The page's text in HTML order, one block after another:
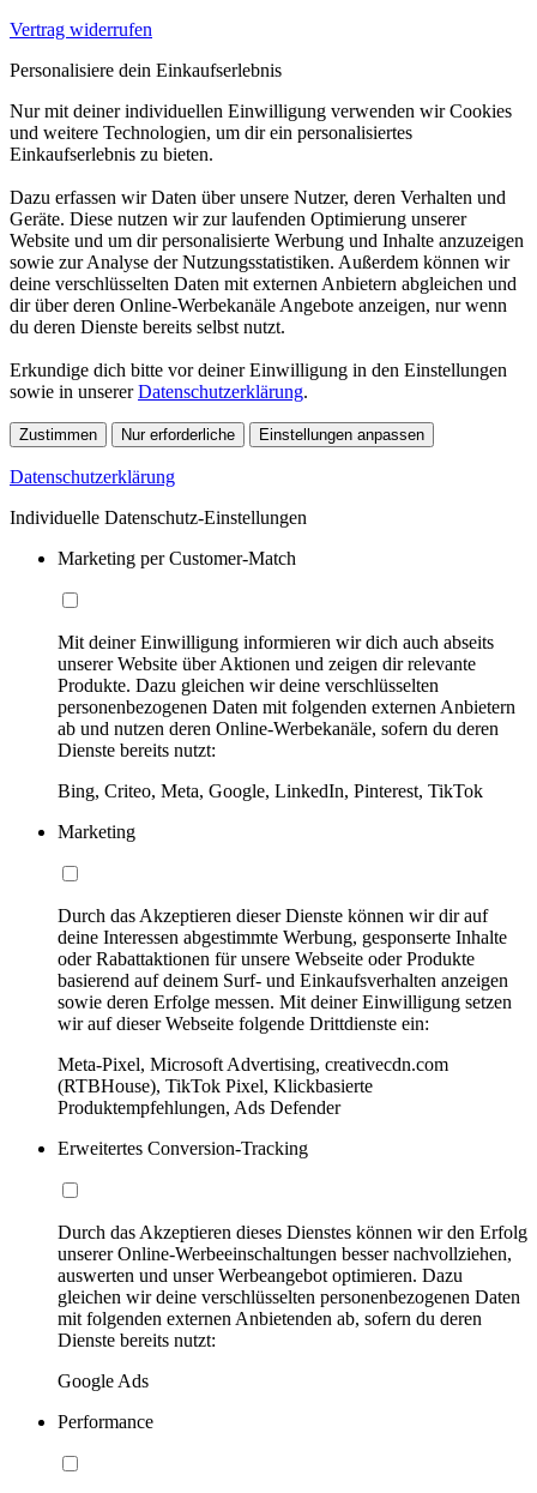
Vertrag widerrufen
Personalisiere dein Einkaufserlebnis
Nur mit deiner individuellen Einwilligung verwenden wir Cookies
und weitere Technologien, um dir ein personalisiertes
Einkaufserlebnis zu bieten.
Dazu erfassen wir Daten über unsere Nutzer, deren Verhalten und
Geräte. Diese nutzen wir zur laufenden Optimierung unserer
Website und um dir personalisierte Werbung und Inhalte anzuzeigen
sowie zur Analyse der Nutzungsstatistiken. Außerdem können wir
deine verschlüsselten Daten mit externen Anbietern abgleichen und
dir über deren Online-Werbekanäle Angebote anzeigen, nur wenn
du deren Dienste bereits selbst nutzt.
Erkundige dich bitte vor deiner Einwilligung in den Einstellungen
sowie in unsererDatenschutzerklärung.
Zustimmen Nur erforderliche Einstellungen anpassen
Datenschutzerklärung
Individuelle Datenschutz-Einstellungen
Marketing per Customer-Match
Mit deiner Einwilligung informieren wir dich auch abseits
unserer Website über Aktionen und zeigen dir relevante
Produkte. Dazu gleichen wir deine verschlüsselten
personenbezogenen Daten mit folgenden externen Anbietern
ab und nutzen deren Online-Werbekanäle, sofern du deren
Dienste bereits nutzt:
Bing, Criteo, Meta, Google, LinkedIn, Pinterest, TikTok
Marketing
Durch das Akzeptieren dieser Dienste können wir dir auf
deine Interessen abgestimmte Werbung, gesponserte Inhalte
oder Rabattaktionen für unsere Webseite oder Produkte
basierend auf deinem Surf- und Einkaufsverhalten anzeigen
sowie deren Erfolge messen. Mit deiner Einwilligung setzen
wir auf dieser Webseite folgende Drittdienste ein:
Meta-Pixel, Microsoft Advertising, creativecdn.com
(RTBHouse), TikTok Pixel, Klickbasierte
Produktempfehlungen, Ads Defender
Erweitertes Conversion-Tracking
Durch das Akzeptieren dieses Dienstes können wir den Erfolg
unserer Online-Werbeeinschaltungen besser nachvollziehen,
auswerten und unser Werbeangebot optimieren. Dazu
gleichen wir deine verschlüsselten personenbezogenen Daten
mit folgenden externen Anbietenden ab, sofern du deren
Dienste bereits nutzt:
Google Ads
Performance